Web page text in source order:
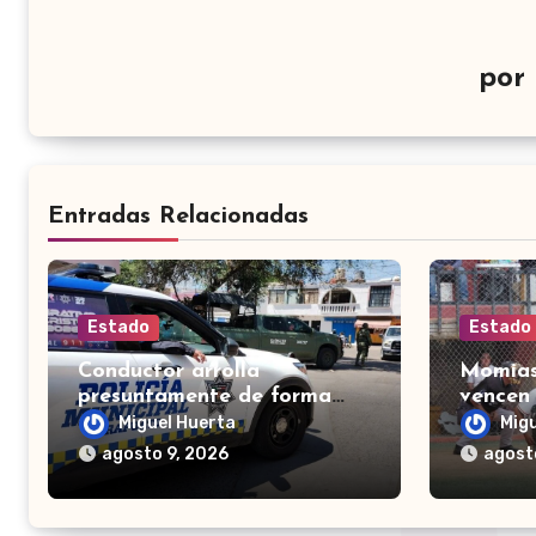
por
Entradas Relacionadas
Estado
Conductor arrolla
presuntamente de forma
intencional a un hombre
tras una riña en Celaya
Miguel Huerta
agosto 9, 2026
Estado
final